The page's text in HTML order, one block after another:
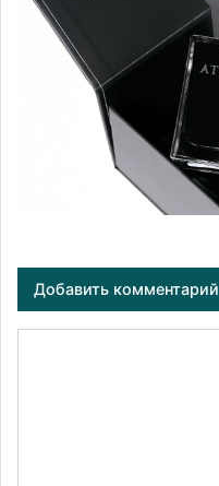
Добавить комментарий